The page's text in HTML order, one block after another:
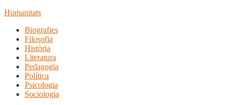
Humanitats
Biografies
Filosofia
Història
Literatura
Pedagogia
Política
Psicologia
Sociologia